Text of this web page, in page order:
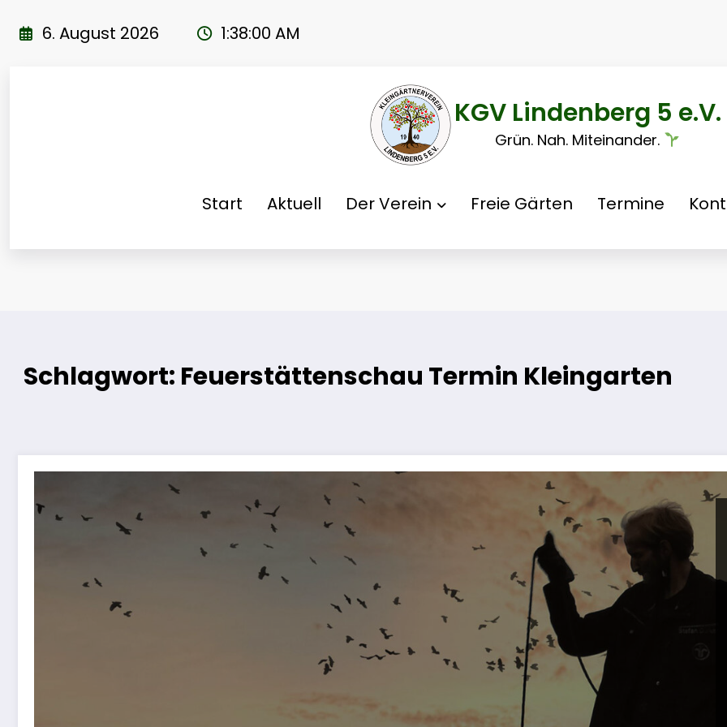
Inhalt 6. August 2026 1:38:00 AM
KGV Lindenberg 5 e.V.
Grün. Nah. Miteinander.
Start Aktuell Der Verein Freie Gärten Termine
Schlagwort: Feuerstättenschau Termin Kleingarten